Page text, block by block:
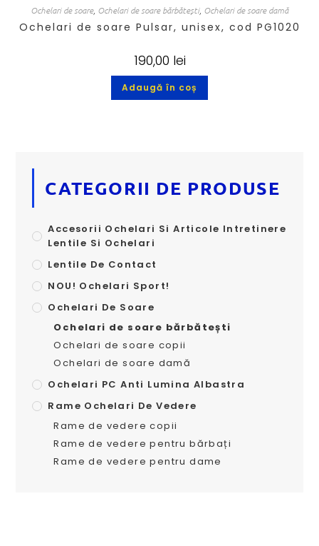
Ochelari de soare, Ochelari de soare bărbătești, Ochelari de soare damă
Ochelari de soare Pulsar, unisex, cod PG1020
190,00 lei
Adaugă în coș
CATEGORII DE PRODUSE
Accesorii Ochelari Si Articole Intretinere
Lentile Si Ochelari
Lentile De Contact
NOU! Ochelari Sport!
Ochelari De Soare
Ochelari de soare bărbătești
Ochelari de soare copii
Ochelari de soare damă
Ochelari PC Anti Lumina Albastra
Rame Ochelari De Vedere
Rame de vedere copii
Rame de vedere pentru bărbați
Rame de vedere pentru dame